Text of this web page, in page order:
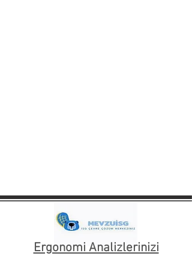
Ergonomi Analizlerinizi